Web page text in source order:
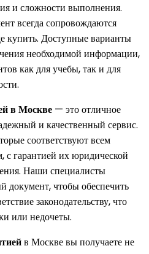
и сложности выполнения.
всегда сопровождаются
купить. Доступные варианты
необходимой информации,
как для учебы, так и для
в Москве — это отличное
и качественный сервис.
соответствуют всем
с гарантией их юридической
Наши специалисты
документ, чтобы обеспечить
законодательству, что
или недочеты.
в Москве вы получаете не